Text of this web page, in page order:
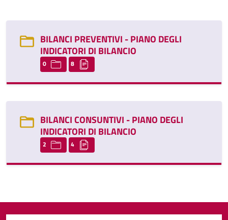
BILANCI PREVENTIVI - PIANO DEGLI
INDICATORI DI BILANCIO
0 8
BILANCI CONSUNTIVI - PIANO DEGLI
INDICATORI DI BILANCIO
2 4